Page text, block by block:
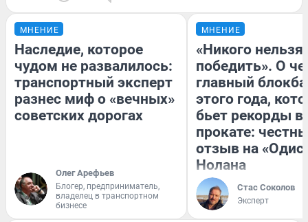
МНЕНИЕ
Наследие, которое
чудом не развалилось:
транспортный эксперт
разнес миф о «вечных»
советских дорогах
Олег Арефьев
Блогер, предприниматель,
владелец в транспортном
бизнесе
МНЕНИЕ
«Никого нельзя
победить». О
главный
этого года,
бьет рекорды в
прокате:
отзыв на
Нолана
Стас Соколов
Эксперт